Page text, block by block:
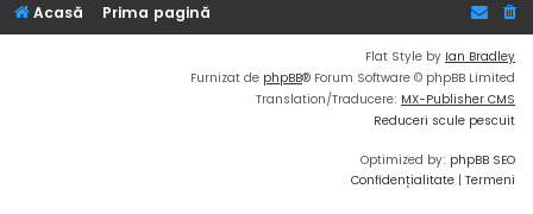
Acasă Prima pagină
Flat Style by Ian Bradley
Furnizat de phpBB® Forum Software © phpBB Limited
Translation/Traducere: MX-Publisher CMS
Reduceri scule pescuit
Optimized by: phpBB SEO
Confidențialitate | Termeni